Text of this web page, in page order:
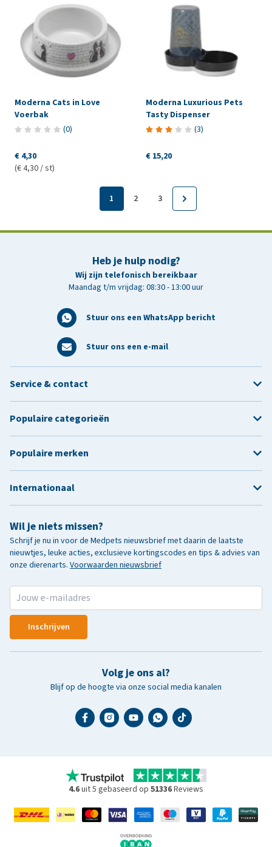
Moderna Cats in Love
Voerbak
(0)
€ 4,30
(€ 4,30 / st)
Moderna Luxurious Pets
Tasty Dispenser
(3)
€ 15,20
1 2 3
Heb je hulp nodig?
Wij zijn telefonisch bereikbaar
Maandag t/m vrijdag: 08:30 - 13:00 uur
Stuur ons een WhatsApp bericht
Stuur ons een e-mail
Wil je niets missen?
Schrijf je nu in voor de Medpets nieuwsbrief met daarin de laatste
nieuwtjes, leuke acties, exclusieve kortingscodes en tips & advies van
onze dierenarts. Voorwaarden nieuwsbrief
Inschrijven
Volg je ons al?
Blijf op de hoogte via onze social media kanalen
Service & contact
Populaire categorieën
Populaire merken
Internationaal
4.6uit 5 gebaseerd op 51336Reviews